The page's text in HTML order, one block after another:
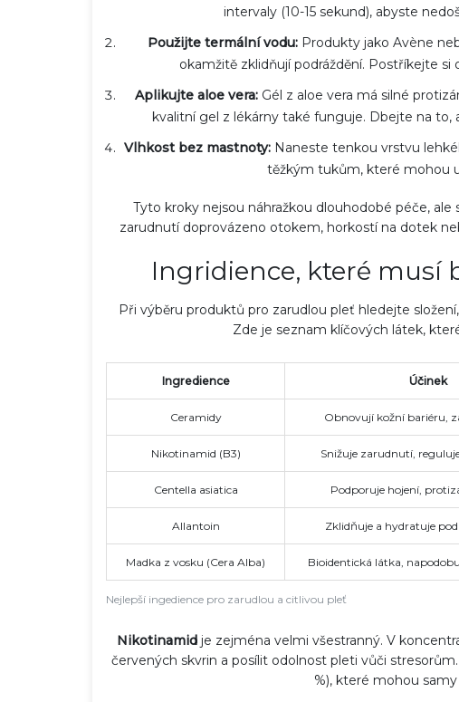
intervaly (10-15 sekund), abyste
Použijte termální vodu: Produkty jako Avène
okamžitě zklidňují podráždění. Postříkejte
Aplikujte aloe vera: Gél z aloe vera má silné
kvalitní gel z lékárny také funguje. Dbejte na to,
Vlhkost bez mastnoty:Naneste tenkou vrstvu
těžkým tukům, které mohou
Tyto kroky nejsou náhražkou dlouhodobé péče, ale
zarudnutí doprovázeno otokem, horkostí na dotek
Ingridience, které musí
Při výběru produktů pro zarudlou pleť hledejte
Zde je seznam klíčových látek,
Nejlepší ingedience pro zarudlou a citlivou pleť
Ingredience Účinek
Ceramidy Obnovují kožní bariéru,
Nikotinamid (B3) Snižuje zarudnutí,
Centella asiatica Podporuje hojení,
Allantoin Zklidňuje a hydratuje
Madka z vosku (Cera Alba) Bioidentická látka,
Nikotinamid je zejména velmi všestranný. V
červených skvrin a posílit odolnost pleti vůči
%), které mohou